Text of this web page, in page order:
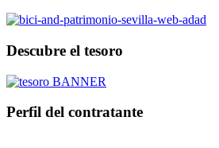
Descubre el tesoro
Perfil del contratante